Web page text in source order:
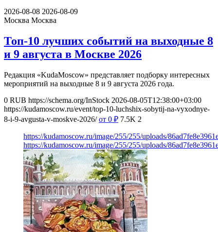
2026-08-08 2026-08-09
Москва Москва
Топ-10 лучших событий на выходные 8
и 9 августа в Москве 2026
Редакция «KudaMoscow» представляет подборку интересных
мероприятий на выходные 8 и 9 августа 2026 года.
0 RUB https://schema.org/InStock 2026-08-05T12:38:00+03:00
https://kudamoscow.ru/event/top-10-luchshix-sobytij-na-vyxodnye-
8-i-9-avgusta-v-moskve-2026/ от 0 ₽ 7.5K 2
https://kudamoscow.ru/image/255/255/uploads/
https://kudamoscow.ru/image/255/255/uploads/